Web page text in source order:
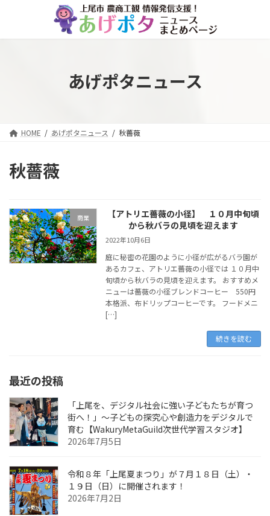
ン
ー
あげポタニュース
HOME あげポタニュース 秋薔薇
秋薔薇
商業
【アトリエ薔薇の小径】 １０月中旬頃
から秋バラの見頃を迎えます
2022年10月6日
庭に秘密の花園のように小径が広がるバラ園が
あるカフェ、アトリエ薔薇の小径では １０月中
旬頃から秋バラの見頃を迎えます。 おすすめメ
ニューは薔薇の小径ブレンドコーヒー 550円
本格派、布ドリップコーヒーです。 フードメニ
[…]
続きを読む
最近の投稿
「上尾を、デジタル社会に強い子どもたちが育つ
街へ！」〜子どもの探究心や創造力をデジタルで
育む【WakuryMetaGuild次世代学習スタジオ】
2026年7月5日
令和８年「上尾夏まつり」が７月１８日（土）・
１９日（日）に開催されます！
2026年7月2日